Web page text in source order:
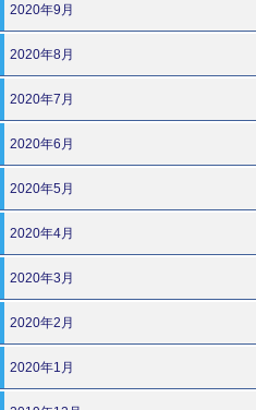
2020年9月
2020年8月
2020年7月
2020年6月
2020年5月
2020年4月
2020年3月
2020年2月
2020年1月